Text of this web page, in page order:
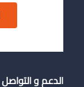
الدعم و التواصل